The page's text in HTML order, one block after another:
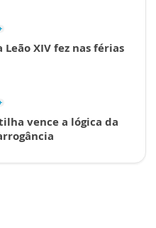
Leão XIV fez nas férias
vence a lógica da